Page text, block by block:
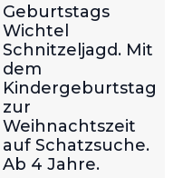
Geburtstags
Wichtel
Schnitzeljagd. Mit
dem
Kindergeburtstag
zur
Weihnachtszeit
auf Schatzsuche.
Ab 4 Jahre.